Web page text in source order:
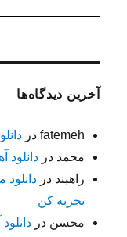
آخرین دیدگاه‌ها
fatemeh در
محمد در
راهبند در
تجربه کن
محسن در